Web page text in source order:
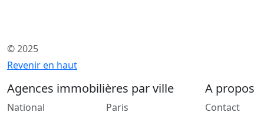
© 2025
Revenir en haut
Agences immobilières par ville
National
Paris
A propos
Contact